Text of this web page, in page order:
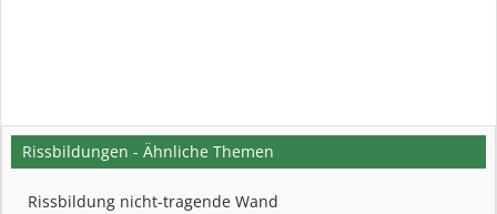
Rissbildungen - Ähnliche Themen
Rissbildung nicht-tragende Wand